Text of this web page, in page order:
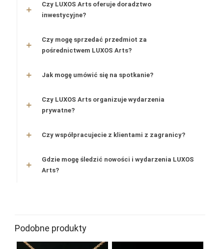
Czy LUXOS Arts oferuje doradztwo
inwestycyjne?
Czy mogę sprzedać przedmiot za
pośrednictwem LUXOS Arts?
Jak mogę umówić się na spotkanie?
Czy LUXOS Arts organizuje wydarzenia
prywatne?
Czy współpracujecie z klientami z zagranicy?
Gdzie mogę śledzić nowości i wydarzenia LUXOS
Arts?
Podobne produkty